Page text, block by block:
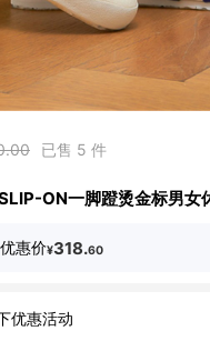
已售 5 件
ON一脚蹬烫金标男女
惠价¥318.60
优惠活动